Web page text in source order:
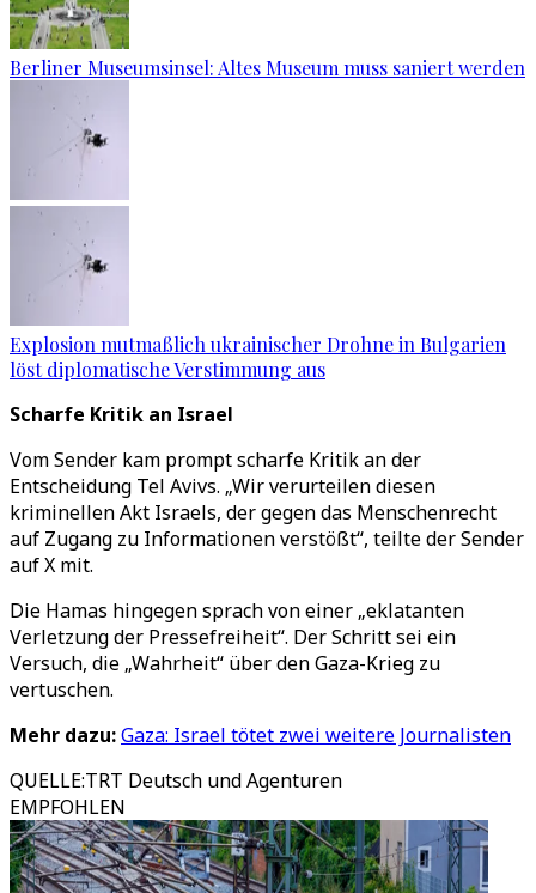
Berliner Museumsinsel: Altes Museum muss saniert werden
Explosion mutmaßlich ukrainischer Drohne in Bulgarien
löst diplomatische Verstimmung aus
Scharfe Kritik an Israel
Vom Sender kam prompt scharfe Kritik an der
Entscheidung Tel Avivs. „Wir verurteilen diesen
kriminellen Akt Israels, der gegen das Menschenrecht
auf Zugang zu Informationen verstößt“, teilte der Sender
auf X mit.
Die Hamas hingegen sprach von einer „eklatanten
Verletzung der Pressefreiheit“. Der Schritt sei ein
Versuch, die „Wahrheit“ über den Gaza-Krieg zu
vertuschen.
Mehr dazu:Gaza: Israel tötet zwei weitere Journalisten
QUELLE:TRT Deutsch und Agenturen
EMPFOHLEN